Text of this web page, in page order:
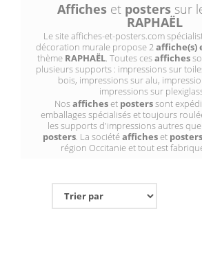
Affiches et posters sur
RAPHAËL
Le site affiches-et-posters.com
décoration murale propose 2affiche(s)
thème RAPHAËL. Toutes cesaffiches
plusieurs supports : impressions sur
bois, impressions sur alu,
impressions sur
Nosafficheset posterssont
emballages spécialisés et toujours
les supports d'impressions autres
posters. La sociétéafficheset posters
région Occitanie et tout est